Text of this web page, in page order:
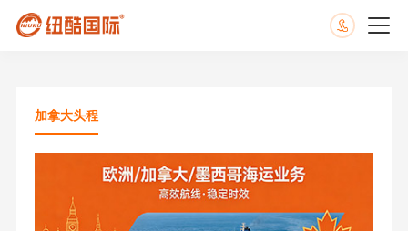
加拿大头程